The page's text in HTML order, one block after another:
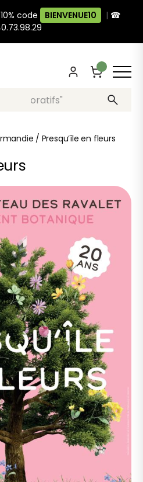
code BIENVENUE10 | ☎
décoratifs"
/ Presqu’île en fleurs